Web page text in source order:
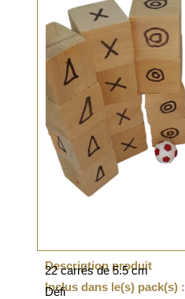
Description produit
22 carrés de 5.5 cm
Inclus dans le(s) pack(s) :
Défi